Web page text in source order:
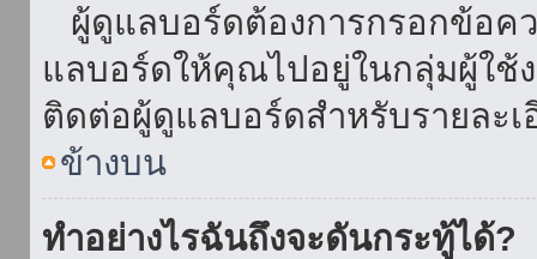
ผู้ดูแลบอร์ดต้องการกรอกข้อค
แลบอร์ดให้คุณไปอยู่ในกลุ่มผู้ใช้
ติดต่อผู้ดูแลบอร์ดสำหรับรายละเ
ข้างบน
ทำอย่างไรฉันถึงจะดันกระทู้ได้?